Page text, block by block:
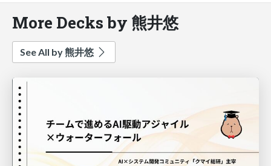
More Decks by 熊井悠
See All by 熊井悠